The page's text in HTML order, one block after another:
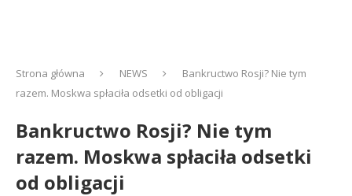
Strona główna NEWS
Bankructwo Rosji? Nie tym
razem. Moskwa spłaciła odsetki od obligacji
Bankructwo Rosji? Nie tym
razem. Moskwa spłaciła odsetki
od obligacji